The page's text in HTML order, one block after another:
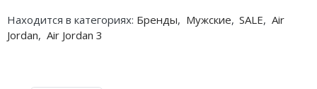
Находится в категориях: Бренды, Мужские, SALE, Air
Jordan, Air Jordan 3
Nike Uptempo